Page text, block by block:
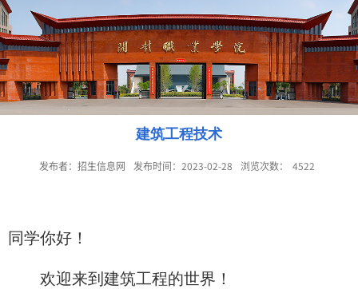
建筑工程技术
发布者：招生信息网 发布时间：2023-02-28 浏览次数： 4522
同学你好！
欢迎来到建筑工程的世界！​